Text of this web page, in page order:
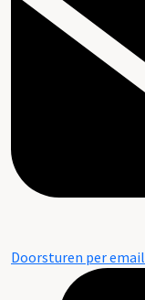
Doorsturen per email